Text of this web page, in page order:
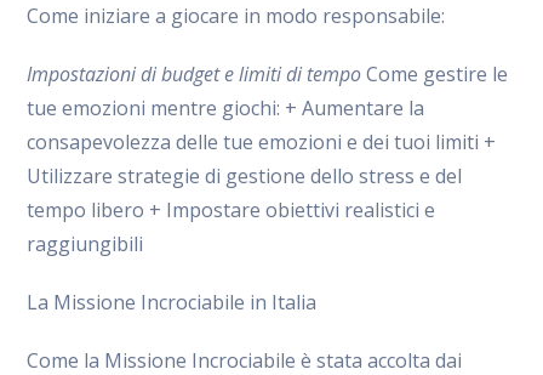
Come iniziare a giocare in modo responsabile:
Impostazioni di budget e limiti di tempoCome gestire le
tue emozioni mentre giochi: + Aumentare la
consapevolezza delle tue emozioni e dei tuoi limiti +
Utilizzare strategie di gestione dello stress e del
tempo libero + Impostare obiettivi realistici e
raggiungibili
La Missione Incrociabile in Italia
Come la Missione Incrociabile è stata accolta dai